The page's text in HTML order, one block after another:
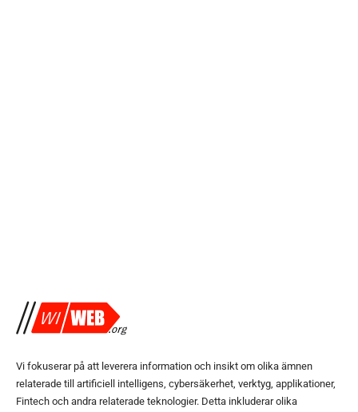
Vi fokuserar på att leverera information och insikt om olika ämnen
relaterade till artificiell intelligens, cybersäkerhet, verktyg, applikationer,
Fintech och andra relaterade teknologier. Detta inkluderar olika